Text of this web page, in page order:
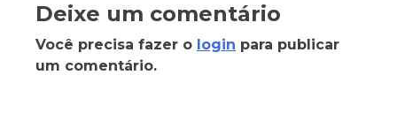
Deixe um comentário
Você precisa fazer o login para publicar
um comentário.